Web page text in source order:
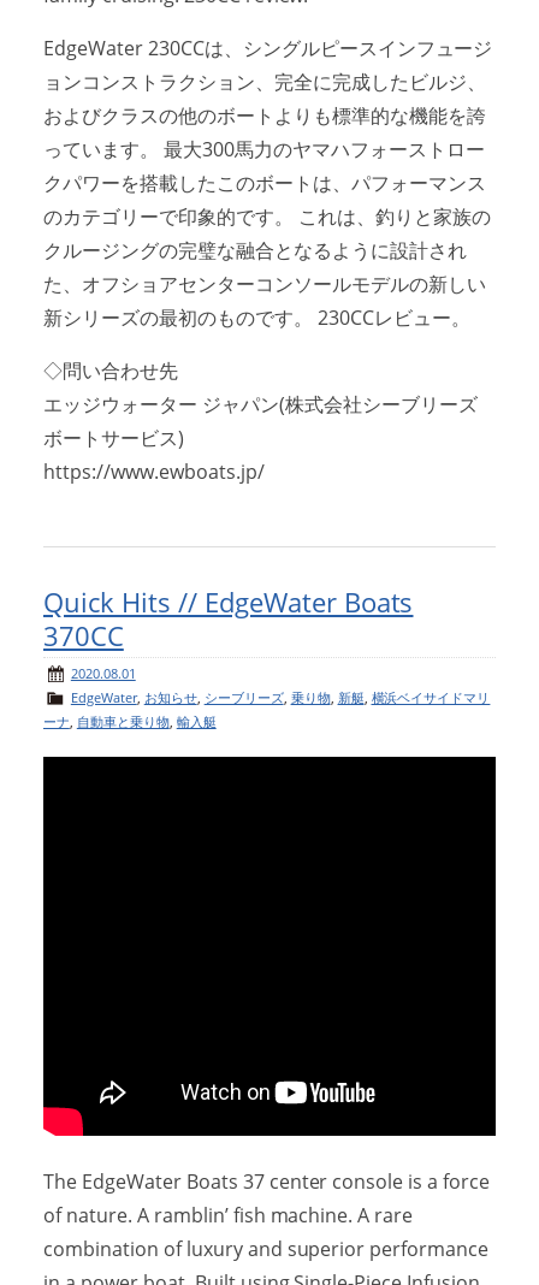
EdgeWater 230CCは、シングルピースインフュージ
ョンコンストラクション、完全に完成したビルジ、
およびクラスの他のボートよりも標準的な機能を誇
っています。 最大300馬力のヤマハフォーストロー
クパワーを搭載したこのボートは、パフォーマンス
のカテゴリーで印象的です。 これは、釣りと家族の
クルージングの完璧な融合となるように設計され
た、オフショアセンターコンソールモデルの新しい
新シリーズの最初のものです。 230CCレビュー。
◇問い合わせ先
エッジウォーター ジャパン(株式会社シーブリーズ
ボートサービス)
https://www.ewboats.jp/
Quick Hits // EdgeWater Boats
370CC
2020.08.01
EdgeWater, お知らせ, シーブリーズ, 乗り物, 新艇, 横浜ベイサイドマリ
ーナ, 自動車と乗り物, 輸入艇
The EdgeWater Boats 37 center console is a force
of nature. A ramblin’ fish machine. A rare
combination of luxury and superior performance